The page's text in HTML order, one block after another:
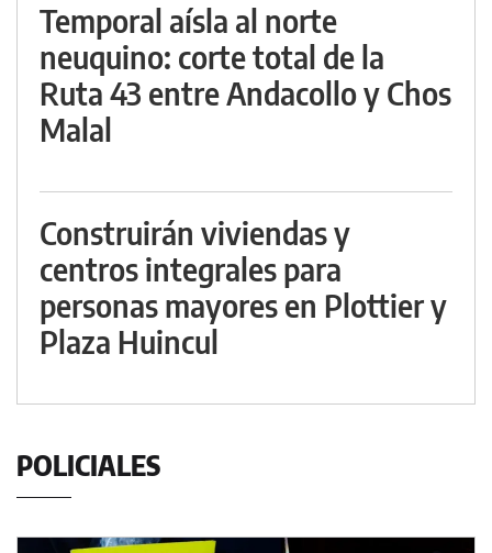
Temporal aísla al norte
neuquino: corte total de la
Ruta 43 entre Andacollo y Chos
Malal
Construirán viviendas y
centros integrales para
personas mayores en Plottier y
Plaza Huincul
POLICIALES